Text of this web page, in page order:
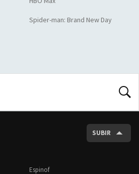
Spider-man: Brand New Day
SUBIR
Espinof